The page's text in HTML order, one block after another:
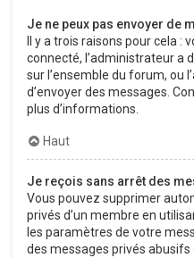
Je ne peux pas envoyer de
Il y a trois raisons pour cela :
connecté, l’administrateur a
sur l’ensemble du forum, ou
d’envoyer des messages.
plus d’informations.
Haut
Je reçois sans arrêt des
Vous pouvez supprimer
privés d’un membre en
les paramètres de votre
des messages privés abusifs